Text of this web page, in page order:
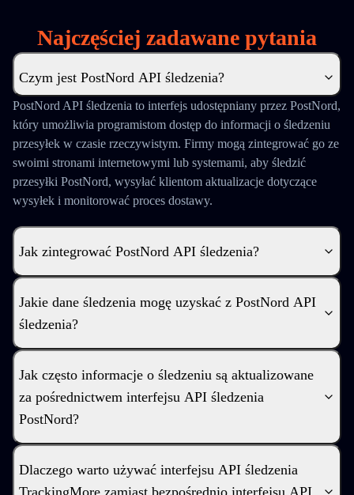
Najczęściej zadawane pytania
Czym jest PostNord API śledzenia?
PostNord API śledzenia to interfejs udostępniany przez PostNord,
który umożliwia programistom dostęp do informacji o śledzeniu
przesyłek w czasie rzeczywistym. Firmy mogą zintegrować go ze
swoimi stronami internetowymi lub systemami, aby śledzić
przesyłki PostNord, wysyłać klientom aktualizacje dotyczące
wysyłek i monitorować proces dostawy.
Jak zintegrować PostNord API śledzenia?
Jakie dane śledzenia mogę uzyskać z PostNord API
śledzenia?
Jak często informacje o śledzeniu są aktualizowane
za pośrednictwem interfejsu API śledzenia
PostNord?
Dlaczego warto używać interfejsu API śledzenia
TrackingMore zamiast bezpośrednio interfejsu API